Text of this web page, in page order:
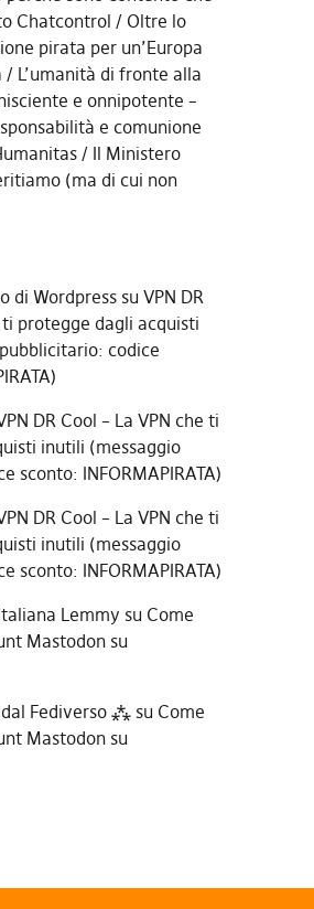
Chatcontrol
Oltre lo
pirata per un’Europa
L’umanità di fronte alla
e onnipotente –
e comunione
Il Ministero
(ma di cui non
di Wordpresssu VPN DR
ti protegge dagli acquisti
codice
DR Cool – La VPN che ti
inutili (messaggio
sconto: INFORMAPIRATA)
DR Cool – La VPN che ti
inutili (messaggio
sconto: INFORMAPIRATA)
Lemmy su Come
Mastodon su
Fediverso ⁂su Come
Mastodon su